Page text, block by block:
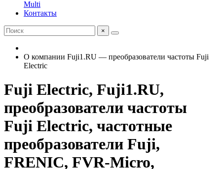
Multi
Контакты
×
О компании Fuji1.RU — преобразователи частоты Fuji
Electric
Fuji Electric, Fuji1.RU,
преобразователи частоты
Fuji Electric, частотные
преобразователи Fuji,
FRENIC, FVR-Micro,